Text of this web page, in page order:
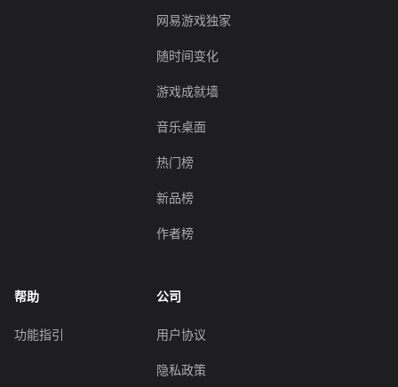
网易游戏独家
随时间变化
游戏成就墙
音乐桌面
热门榜
新品榜
作者榜
帮助
功能指引
公司
用户协议
隐私政策